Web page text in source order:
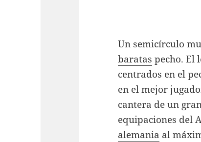
Un semicírculo
baratas pecho. El
centrados en el
en el mejor
cantera de un
equipaciones del
alemania al